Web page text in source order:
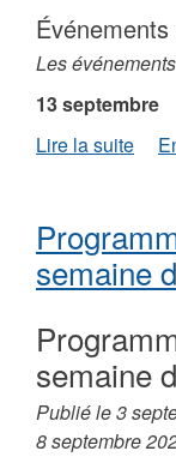
Les
13 septembre
Lire la suite
la
du
12
2021
semaine
semaine
Publié le 3
8 septembre